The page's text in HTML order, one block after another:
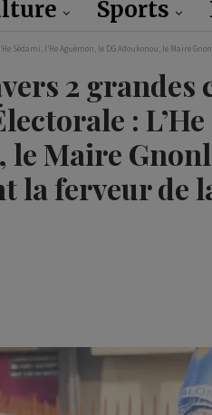
Sports
Sèdami, l’He Aguèmon, le DG Adoukonou, le
2 grandes
: L’He
le Maire
la ferveur de